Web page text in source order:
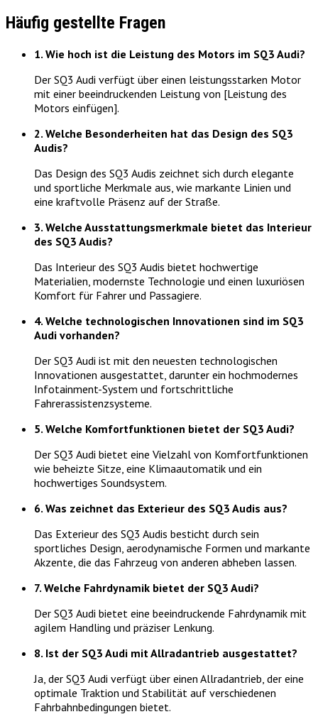
Häufig gestellte Fragen
1. Wie hoch ist die Leistung des Motors im SQ3 Audi?
Der SQ3 Audi verfügt über einen leistungsstarken Motor
mit einer beeindruckenden Leistung von [Leistung des
Motors einfügen].
2. Welche Besonderheiten hat das Design des SQ3
Audis?
Das Design des SQ3 Audis zeichnet sich durch elegante
und sportliche Merkmale aus, wie markante Linien und
eine kraftvolle Präsenz auf der Straße.
3. Welche Ausstattungsmerkmale bietet das Interieur
des SQ3 Audis?
Das Interieur des SQ3 Audis bietet hochwertige
Materialien, modernste Technologie und einen luxuriösen
Komfort für Fahrer und Passagiere.
4. Welche technologischen Innovationen sind im SQ3
Audi vorhanden?
Der SQ3 Audi ist mit den neuesten technologischen
Innovationen ausgestattet, darunter ein hochmodernes
Infotainment-System und fortschrittliche
Fahrerassistenzsysteme.
5. Welche Komfortfunktionen bietet der SQ3 Audi?
Der SQ3 Audi bietet eine Vielzahl von Komfortfunktionen
wie beheizte Sitze, eine Klimaautomatik und ein
hochwertiges Soundsystem.
6. Was zeichnet das Exterieur des SQ3 Audis aus?
Das Exterieur des SQ3 Audis besticht durch sein
sportliches Design, aerodynamische Formen und markante
Akzente, die das Fahrzeug von anderen abheben lassen.
7. Welche Fahrdynamik bietet der SQ3 Audi?
Der SQ3 Audi bietet eine beeindruckende Fahrdynamik mit
agilem Handling und präziser Lenkung.
8. Ist der SQ3 Audi mit Allradantrieb ausgestattet?
Ja, der SQ3 Audi verfügt über einen Allradantrieb, der eine
optimale Traktion und Stabilität auf verschiedenen
Fahrbahnbedingungen bietet.